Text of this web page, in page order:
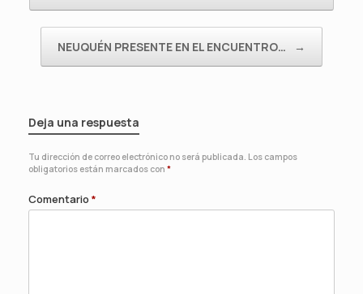
NEUQUÉN PRESENTE EN EL ENCUENTRO… →
Deja una respuesta
Tu dirección de correo electrónico no será publicada. Los campos
obligatorios están marcados con *
Comentario *